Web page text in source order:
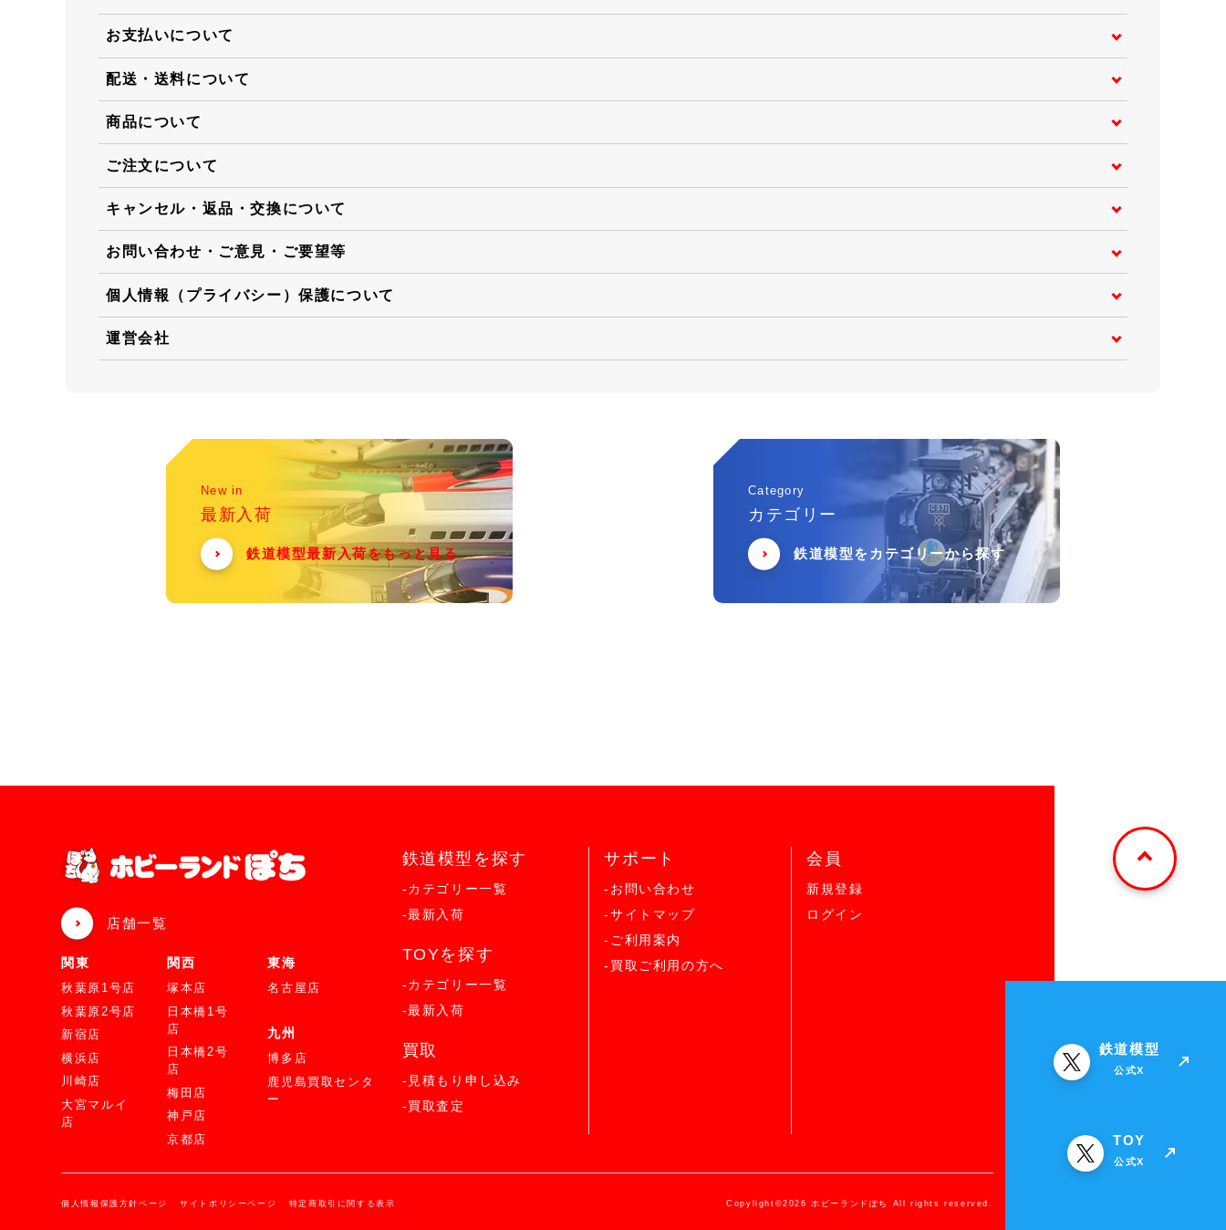
お支払いについて
配送・送料について
商品について
ご注文について
キャンセル・返品・交換について
お問い合わせ・ご意見・ご要望等
個人情報（プライバシー）保護について
運営会社
New in
最新入荷
鉄道模型最新入荷をもっと見る
Category
カテゴリー
鉄道模型をカテゴリーから探す
店舗一覧
関東
秋葉原1号店
秋葉原2号店
新宿店
横浜店
川崎店
大宮マルイ
店
関西
塚本店
日本橋1号
店
日本橋2号
店
梅田店
神戸店
京都店
東海
名古屋店
九州
博多店
鹿児島買取センタ
ー
鉄道模型を探す
-カテゴリー一覧
-最新入荷
TOYを探す
-カテゴリー一覧
-最新入荷
買取
-見積もり申し込み
-買取査定
サポート
-お問い合わせ
-サイトマップ
-ご利用案内
-買取ご利用の方へ
会員
新規登録
ログイン
個人情報保護方針ページ サイトポリシーページ 特定商取引に関する表示 Copylight©2026 ホビーランドぽち All rights reserved.
鉄道模型
公式X
TOY
公式X